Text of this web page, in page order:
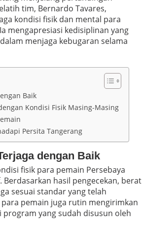
tim, Bernardo Tavares,
kondisi fisik dan mental para
mengapresiasi kedisiplinan yang
menjaga kebugaran selama
Baik
Kondisi Fisik Masing-Masing
Persita Tangerang
dengan Baik
fisik para pemain Persebaya
hasil pengecekan, berat
sesuai standar yang telah
pemain juga rutin mengirimkan
yang sudah disusun oleh